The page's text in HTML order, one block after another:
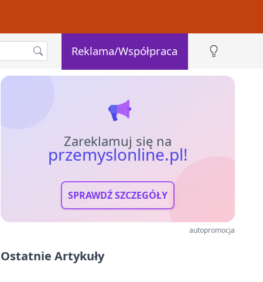
Reklama/Współpraca
Zareklamuj się na
przemyslonline.pl!
SPRAWDŹ SZCZEGÓŁY
autopromocja
Ostatnie Artykuły